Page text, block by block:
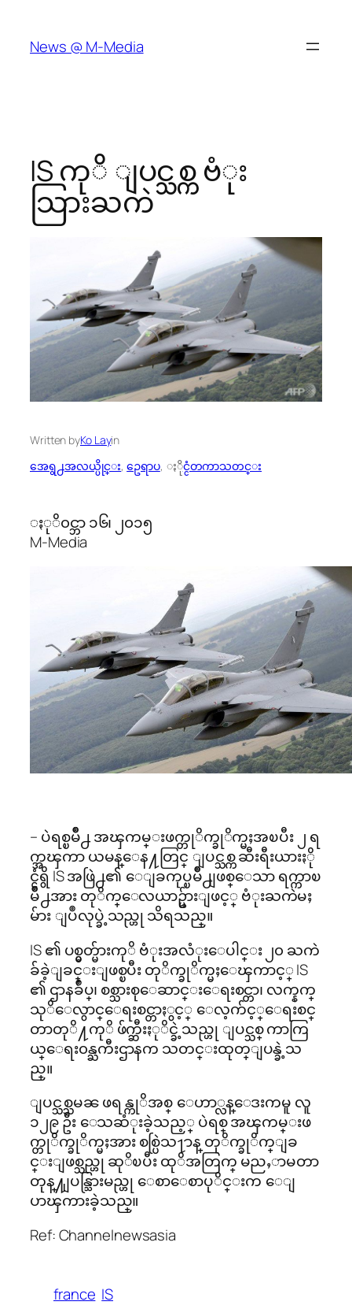
content
News @ M-Media
IS ကုိ ျပင္သစ္က ဗံုး
သြားႀကဲ
Written byKo Layin
အေရွ႕အလယ္ပိုင္း, ဥေရာပ, ႏိုင္ငံတကာသတင္း
ႏုိ၀င္ဘာ ၁၆၊ ၂၀၁၅
M-Media
– ပဲရစ္ၿမိဳ႕ အၾကမ္းဖက္တုိက္ခုိက္မႈအၿပီး ၂ ရ
က္အၾကာ ယမန္ေန႔တြင္ ျပင္သစ္က ဆီးရီးယားႏို
င္ငံရွိ IS အဖြဲ႕၏ ေျခကုပ္ၿမိဳ႕ျဖစ္ေသာ ရက္ကာၿ
မိဳ႕အား တုိက္ေလယာဥ္မ်ားျဖင့္ ဗံုးႀကဲမႈ
မ်ား ျပဳလုပ္ခဲ့သည္ဟု သိရသည္။
IS ၏ ပစ္မွတ္မ်ားကုိ ဗံုးအလံုးေပါင္း ၂၀ ႀကဲ
ခ်ခဲ့ျခင္းျဖစ္ၿပီး တုိက္ခုိက္မႈေၾကာင့္ IS
၏ ဌာနခ်ဳပ္၊ စစ္သားစုေဆာင္းေရးစင္တာ၊ လက္နက္
သုိေလွာင္ေရးစင္တာႏွင့္ ေလ့က်င့္ေရးစင္
တာတုိ႔ကုိ ဖ်က္ဆီးႏုိင္ခဲ့သည္ဟု ျပင္သစ္ ကာကြ
ယ္ေရး၀န္ႀကီးဌာနက သတင္းထုတ္ျပန္ခဲ့သ
ည္။
ျပင္သစ္သမၼ ဖရန္ကုိအစ္ ေဟာ္လန္ေဒးကမူ လူ
၁၂၉ ဦး ေသဆံုးခဲ့သည့္ ပဲရစ္ အၾကမ္းဖ
က္တုိက္ခုိက္မႈအား စစ္ပြဲသ႑ာန္ တုိက္ခုိက္ျခ
င္းျဖစ္သည္ဟု ဆုိၿပီး ထုိအတြက္ မညႇာမတာ
တုန္႔ျပန္သြားမည္ဟု ေစာေစာပုိင္းက ေျ
ပာၾကားခဲ့သည္။
Ref: Channelnewsasia
france IS